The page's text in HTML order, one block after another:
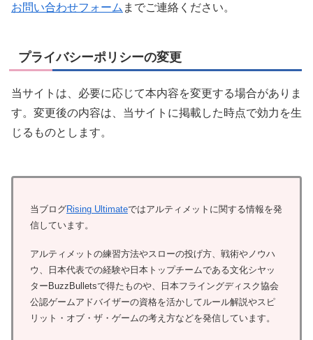
お問い合わせフォーム までご連絡ください。
プライバシーポリシーの変更
当サイトは、必要に応じて本内容を変更する場合がありま
す。変更後の内容は、当サイトに掲載した時点で効力を生
じるものとします。
当ブログRising Ultimateではアルティメットに関する情報を発
信しています。
アルティメットの練習方法やスローの投げ方、戦術やノウハ
ウ、日本代表での経験や日本トップチームである文化シヤッ
ターBuzzBulletsで得たものや、日本フライングディスク協会
公認ゲームアドバイザーの資格を活かしてルール解説やスピ
リット・オブ・ザ・ゲームの考え方などを発信しています。